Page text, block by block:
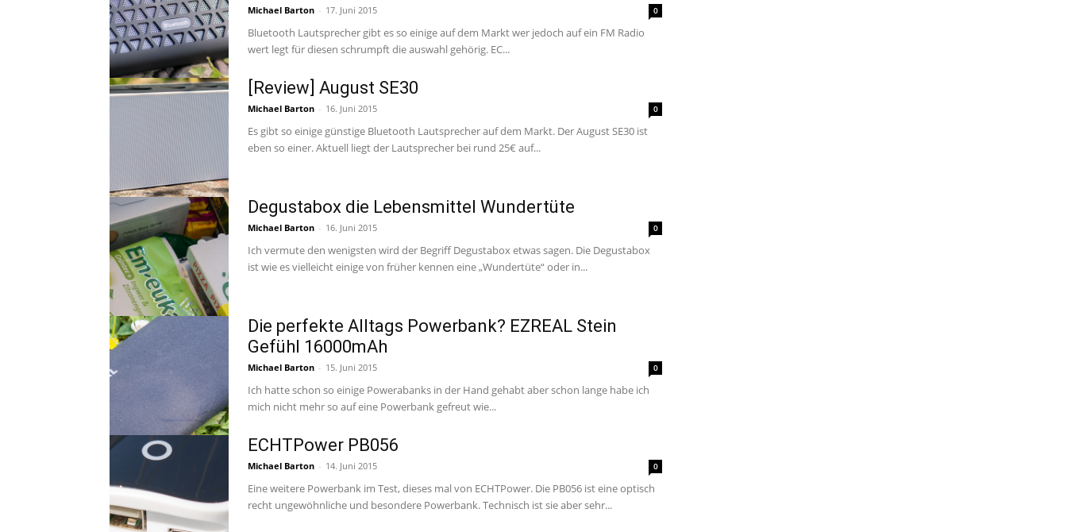
Michael Barton - 17. Juni 2015 0
Bluetooth Lautsprecher gibt es so einige auf dem Markt wer jedoch auf ein FM Radio
wert legt für diesen schrumpft die auswahl gehörig. EC...
[Review] August SE30
Michael Barton - 16. Juni 2015 0
Es gibt so einige günstige Bluetooth Lautsprecher auf dem Markt. Der August SE30 ist
eben so einer. Aktuell liegt der Lautsprecher bei rund 25€ auf...
Degustabox die Lebensmittel Wundertüte
Michael Barton - 16. Juni 2015 0
Ich vermute den wenigsten wird der Begriff Degustabox etwas sagen. Die Degustabox
ist wie es vielleicht einige von früher kennen eine „Wundertüte“ oder in...
Die perfekte Alltags Powerbank? EZREAL Stein
Gefühl 16000mAh
Michael Barton - 15. Juni 2015 0
Ich hatte schon so einige Powerabanks in der Hand gehabt aber schon lange habe ich
mich nicht mehr so auf eine Powerbank gefreut wie...
ECHTPower PB056
Michael Barton - 14. Juni 2015 0
Eine weitere Powerbank im Test, dieses mal von ECHTPower. Die PB056 ist eine optisch
recht ungewöhnliche und besondere Powerbank. Technisch ist sie aber sehr...